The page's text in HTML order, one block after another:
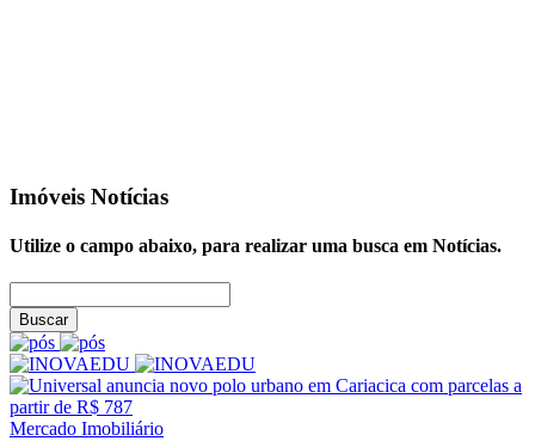
Imóveis Notícias
Utilize o campo abaixo, para realizar uma busca em Notícias.
Buscar
Mercado Imobiliário